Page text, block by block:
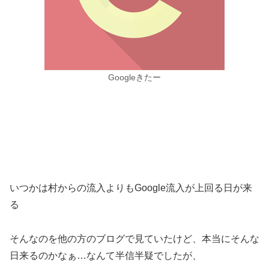
Googleきたー
いつかは村からの流入よりもGoogle流入が上回る日が来
る
そんなのを他の方のブログで見ていたけど、本当にそんな
日来るのかなぁ…なんて半信半疑でしたが、